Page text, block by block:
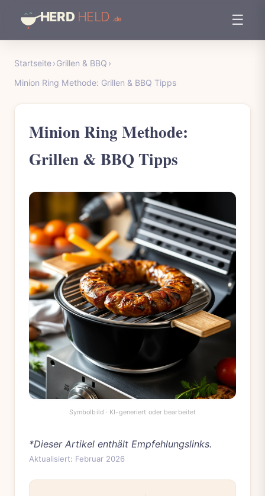
☰
Startseite›Grillen & BBQ ›
Minion Ring Methode: Grillen & BBQ Tipps
Minion Ring Methode:
Grillen & BBQ Tipps
*Dieser Artikel enthält Empfehlungslinks.
Aktualisiert: Februar 2026